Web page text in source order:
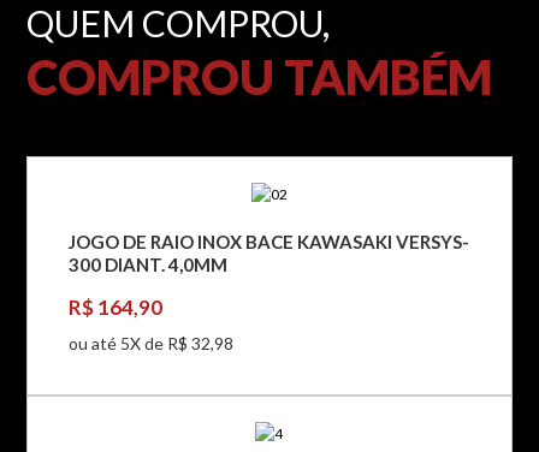
QUEM COMPROU,
COMPROU TAMBÉM
JOGO DE RAIO INOX BACE KAWASAKI VERSYS-
300 DIANT. 4,0MM
R$ 164,90
ou até 5X de R$ 32,98